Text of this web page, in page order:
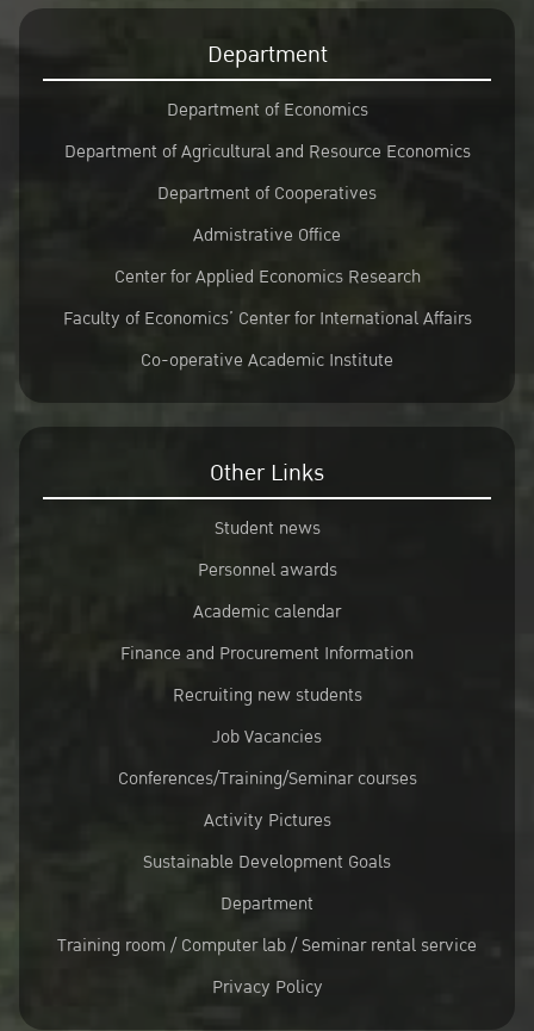
Department
Department of Economics
Department of Agricultural and Resource Economics
Department of Cooperatives
Admistrative Office
Center for Applied Economics Research
Faculty of Economics’ Center for International Affairs
Co-operative Academic Institute
Other Links
Student news
Personnel awards
Academic calendar
Finance and Procurement Information
Recruiting new students
Job Vacancies
Conferences/Training/Seminar courses
Activity Pictures
Sustainable Development Goals
Department
Training room / Computer lab / Seminar rental service
Privacy Policy